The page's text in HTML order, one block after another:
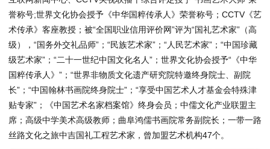
誉称号;世界文化协会授予《中华国粹传承人》荣誉称号；CCTV《艺
术传承》客座教授；被“全国职业信用评价网”评为“国礼艺术家”（高
级），“国务外交礼品师”；“民族艺术家”；“人民艺术家”；“中国珍藏
级艺术家”；“二十一世纪中国文化名人”；世界文化协会授予“《中华
国粹传承人》”；“世界非物质文化遗产研究院特邀终身院士、副院
长”；“中国翰林书画院终身院士”；“享受中国艺术人才基金会特殊津
贴专家”；《中国艺术名家档案馆》终身会员；中儒文化产业联盟主
席；高级中学美术高级教师；曲阜鸿儒书画院常务副院长；一带一路
丝路文化之旅中吉国礼工程艺术家，曾加盟艺术机构47个。